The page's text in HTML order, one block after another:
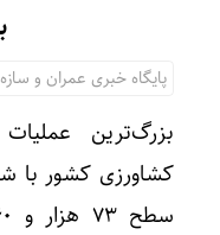
پایگاه خبری عمران و سازه
بزرگ‌ترین
کشاورزی کشور با